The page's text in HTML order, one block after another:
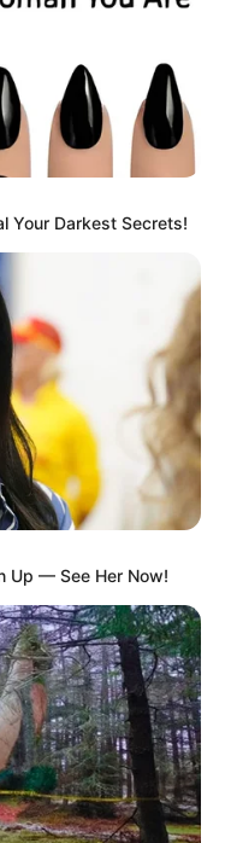
Your Darkest Secrets!
Up — See Her Now!